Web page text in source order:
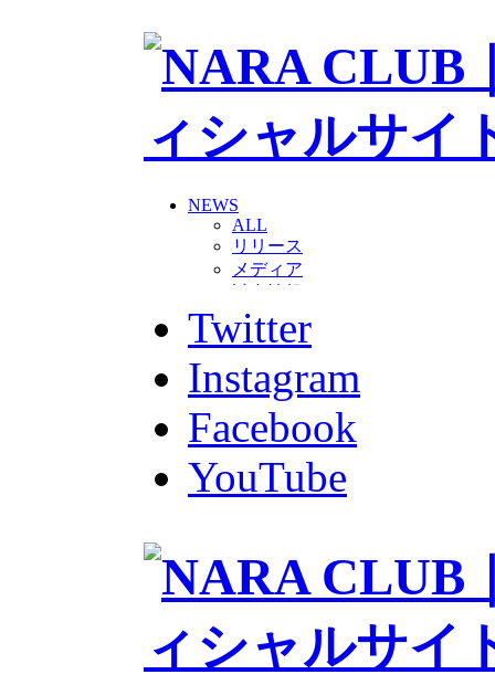
NEWS
ALL
リリース
メディア
グッズ
ファンコミュニティ
ホームタウン
コラム
その他
TEAM
2026/27トップチーム
2026/27トップチームスタッフ
チアダンススクール
ボランティアチーム「volundeer」
HOMEGAME
観戦ルール＆マナー
Twitter
Instagram
Facebook
YouTube